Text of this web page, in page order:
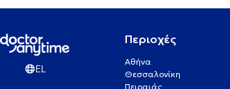
EL
Περιοχές
Αθήνα
Θεσσαλονίκη
Πειραιάς